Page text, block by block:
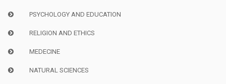
PSYCHOLOGY AND EDUCATION
RELIGION AND ETHICS
MEDECINE
NATURAL SCIENCES